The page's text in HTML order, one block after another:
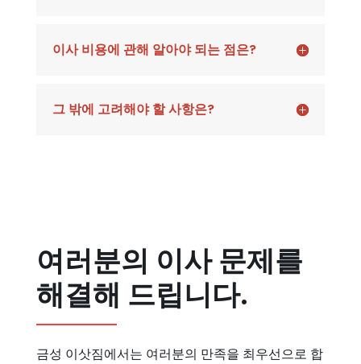
이사 비용에 관해 알아야 되는 점은?
그 밖에 고려해야 할 사항은?
여러분의 이사 문제를
해결해 드립니다.
금성 이삿짐에서는 여러분의 만족을 최우선으로 합